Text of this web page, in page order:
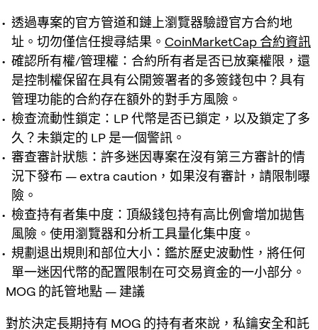
透過專案的官方管道和鏈上瀏覽器驗證官方合約地
址。切勿僅信任搜尋結果。 CoinMarketCap 合約資訊
確認所有權/管理權：合約所有者是否已放棄權限，還
是控制權保留在具有公開簽署者的多簽錢包中？具有
管理功能的合約存在額外的對手方風險。
檢查流動性鎖定：LP 代幣是否已鎖定，以及鎖定了多
久？未鎖定的 LP 是一個警訊。
審查審計狀態：許多迷因專案在沒有第三方審計的情
況下發布 — extra caution，如果沒有審計，請限制曝
險。
檢查持有者集中度：頂級錢包持有高比例會增加拋售
風險。使用瀏覽器和分析工具量化集中度。
規劃退出規則和部位大小：鑑於歷史波動性，將任何
單一迷因代幣的配置限制在可交易資金的一小部分。
MOG 的託管地點 — 建議
對於決定長期持有 MOG 的持有者來說，私鑰安全和託